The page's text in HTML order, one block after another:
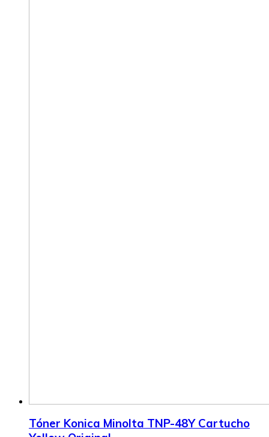
Tóner Konica Minolta TNP-48Y Cartucho